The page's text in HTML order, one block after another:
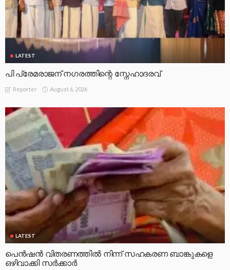
LATEST
പി പ്രേമരാജന് നഗരത്തിന്റെ സ്നേഹാദരവ്
Reporter August 6, 2026
LATEST
പെൻഷൻ വിതരണത്തിൽ നിന്ന് സഹകരണ ബാങ്കുകളെ
ഒഴിവാക്കി സർക്കാർ